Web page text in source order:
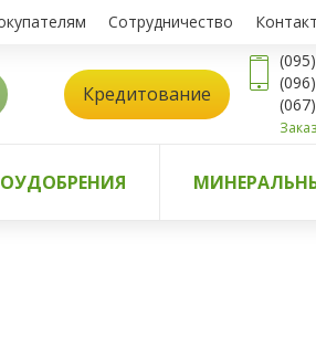
Сотрудничество
Кредитование